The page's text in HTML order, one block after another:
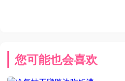
您可能也会喜欢